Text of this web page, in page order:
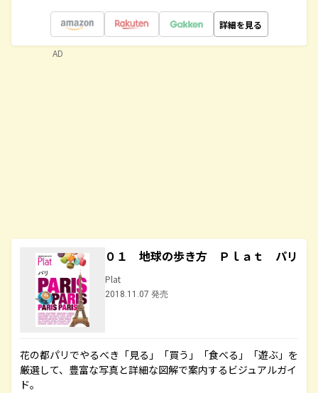
詳細を見る
０１ 地球の歩き方 Ｐｌａｔ パリ
Plat
2018.11.07 発売
花の都パリでやるべき「見る」「買う」「食べる」「遊ぶ」を
厳選して、豊富な写真と詳細な図解で案内するビジュアルガイ
ド。
AD